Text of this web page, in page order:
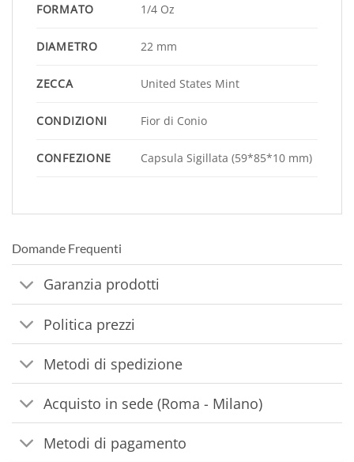
FORMATO 1/4 Oz
DIAMETRO 22 mm
ZECCA United States Mint
CONDIZIONI Fior di Conio
CONFEZIONE Capsula Sigillata (59*85*10 mm)
Domande Frequenti
Garanzia prodotti
Politica prezzi
Metodi di spedizione
Acquisto in sede (Roma - Milano)
Metodi di pagamento